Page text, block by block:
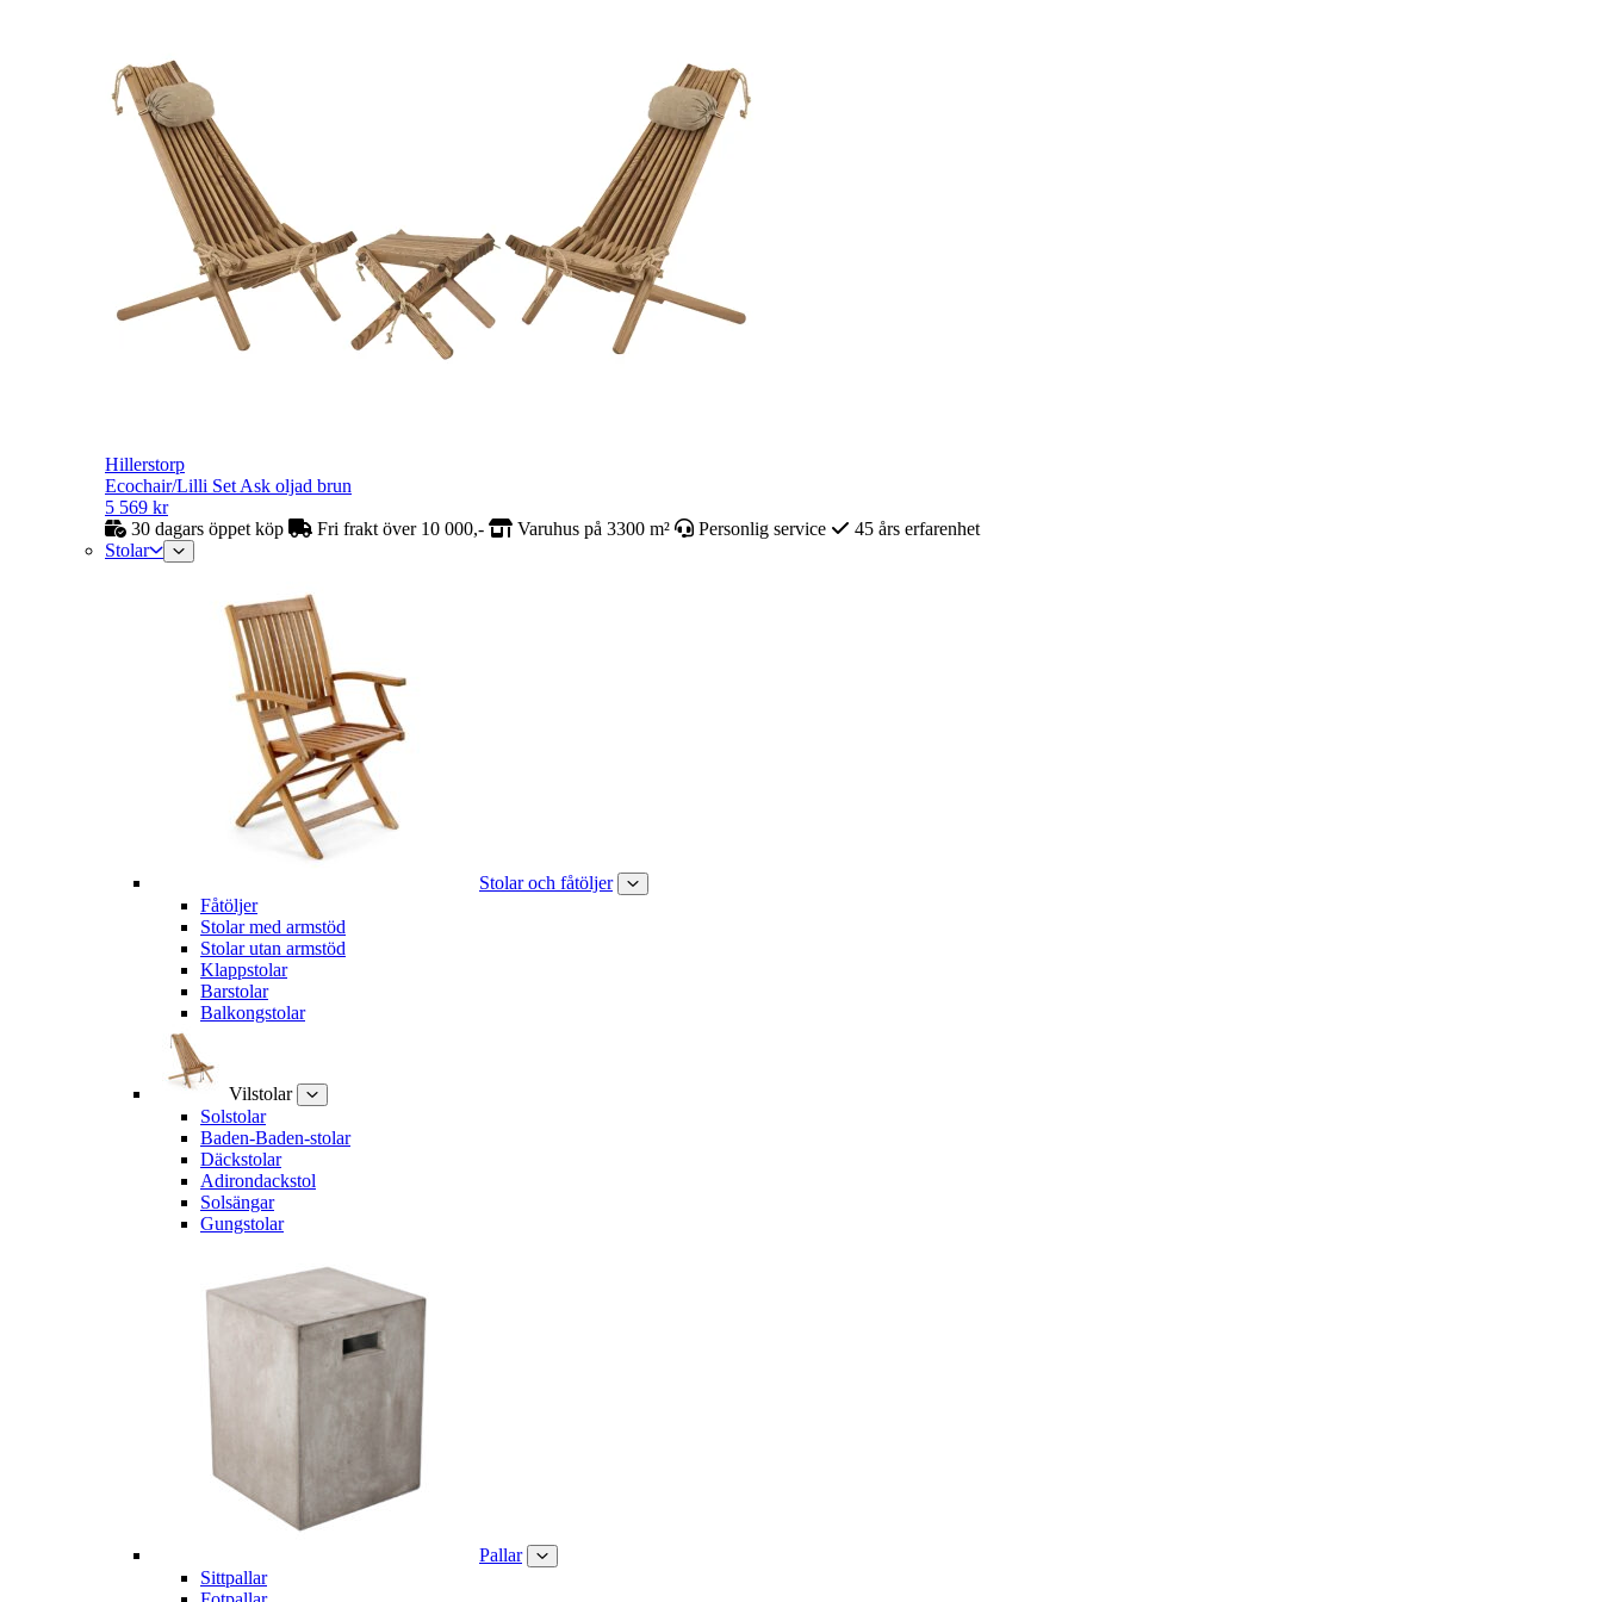
Hillerstorp
Ecochair/Lilli Set Ask oljad brun
5 569 kr
30 dagars öppet köp
Fri frakt över 10 000,- Varuhus på 3300 m² Personlig service
45 års erfarenhet
Stolar
Stolar och fåtöljer
Fåtöljer
Stolar med armstöd
Stolar utan armstöd
Klappstolar
Barstolar
Balkongstolar
Vilstolar
Solstolar
Baden-Baden-stolar
Däckstolar
Adirondackstol
Solsängar
Gungstolar
Pallar
Sittpallar